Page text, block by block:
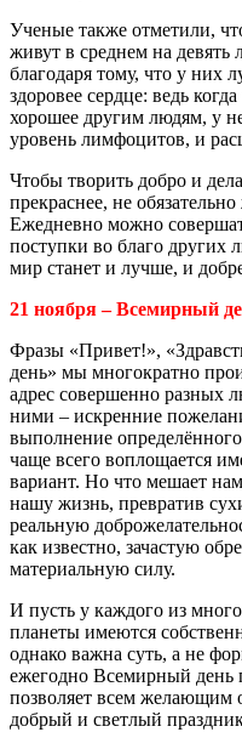
Ученые также отметили,
живут в среднем на девять
благодаря тому, что у них
здоровее сердце: ведь
хорошее другим людям, у
уровень лимфоцитов, и
Чтобы творить добро и
прекраснее, не
Ежедневно можно
поступки во благо других
мир станет и лучше, и
21 ноября – Всемирный
Фразы «Привет!»,
день» мы многократно
адрес совершенно разных
ними – искренние
выполнение
чаще всего воплощается
вариант. Но что мешает
нашу жизнь, превратив
реальную
как известно, зачастую
материальную силу.
И пусть у каждого из
планеты имеются
однако важна суть, а не
ежегодно Всемирный день
позволяет всем желающим
добрый и светлый